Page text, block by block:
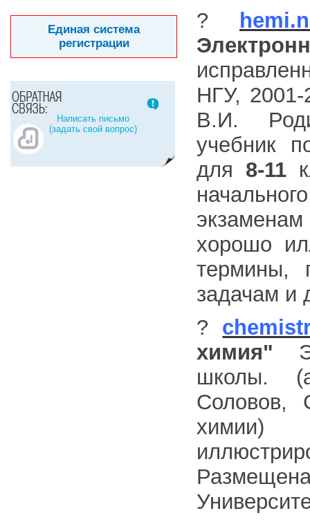
Единая система
регистрации
Написать письмо
(задать свой вопрос)
?
НГУ,
В.И.
учебник
для 8-11
хорошо
термины,
задачам и
?
химия"
школы.
Соловов,